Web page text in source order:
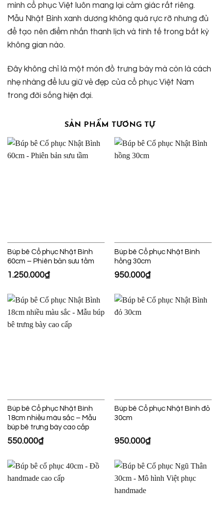
mình cổ phục Việt luôn mang lại cảm giác rất riêng.
Mẫu Nhật Bình xanh dương không quá rực rỡ nhưng đủ
để tạo nên điểm nhấn thanh lịch và tinh tế trong bất kỳ
không gian nào.
Đây không chỉ là một món đồ trưng bày mà còn là cách
nhẹ nhàng để lưu giữ vẻ đẹp của cổ phục Việt Nam
trong đời sống hiện đại.
SẢN PHẨM TƯƠNG TỰ
Búp bê Cổ phục Nhật Bình
60cm – Phiên bản sưu tầm
1.250.000₫
Búp bê Cổ phục Nhật Bình
hồng 30cm
950.000₫
Búp bê Cổ phục Nhật Bình
18cm nhiều màu sắc – Mẫu
búp bê trưng bày cao cấp
550.000₫
Búp bê Cổ phục Nhật Bình đỏ
30cm
950.000₫